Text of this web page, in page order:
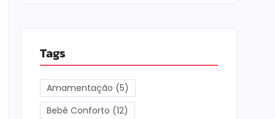
Tags
Amamentação (5)
Bebê Conforto (12)